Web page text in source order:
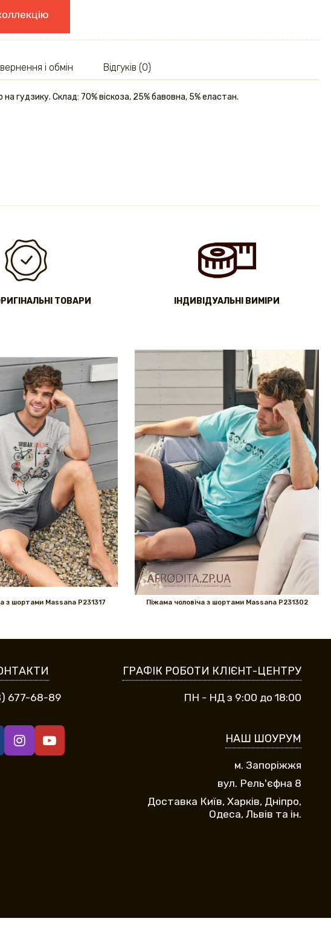
гудзику. Склад: 70% віскоза, 25% бавовна, 5% еластан.
і обмін Відгуків (0)
ТОВАРИ IНДИВІДУАЛЬНІ ВИМІРИ
з шортами Massana P231317 Піжама чоловіча з шортами Massana P231302
677-68-89
ГРАФІК РОБОТИ КЛІЄНТ-ЦЕНТРУ
ПН - НД з 9:00 до 18:00
НАШ ШОУРУМ
м. Запоріжжя
вул. Рель'єфна 8
Доставка Київ, Харків, Дніпро,
Одеса, Львів та ін.